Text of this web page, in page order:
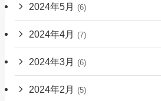
2024年5月 (6)
2024年4月 (7)
2024年3月 (6)
2024年2月 (5)